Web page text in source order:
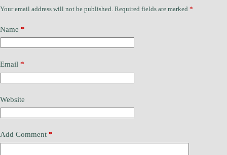
Your email address will not be published. Required fields are marked *
Name *
Email *
Website
Add Comment *